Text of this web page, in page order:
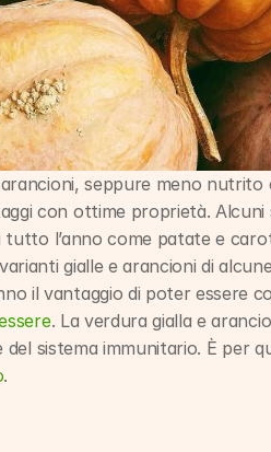
arancioni, seppure meno
con ottime proprietà.
l’anno come patate e
gialle e arancioni di
il vantaggio di poter essere
. La verdura gialla e
del sistema immunitario. È
.